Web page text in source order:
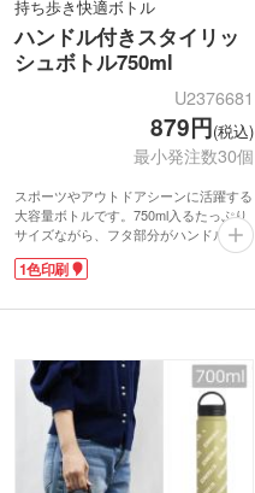
持ち歩き快適ボトル
ハンドル付きスタイリッ
シュボトル750ml
U2376681
879円(税込)
最小発注数30個
スポーツやアウトドアシーンに活躍する
大容量ボトルです。750ml入るたっぷり
サイズながら、フタ部分がハンドル仕様
になっているため移動がスムーズ。真空
二重構造で保温・保冷効果が長く続きま
く、冷たさを長くキープ。飲み口に氷止
シンプルなホワイトカラーはオリジナル
印刷が映え、記念品やキャンペーンノベ
ルティにもおすすめです。
1色印刷